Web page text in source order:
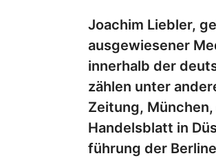
Joachim Liebler,
ausgewiesener
innerhalb der
zählen unter
Zeitung,
Handelsblatt in
führung der